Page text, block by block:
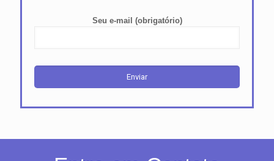
Seu e-mail (obrigatório)